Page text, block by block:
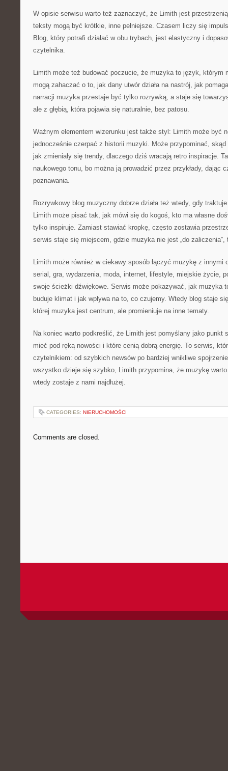
W opisie serwisu warto też zaznaczyć, że Limith jest
teksty mogą być krótkie, inne pełniejsze. Czasem liczy się
Blog, który potrafi działać w obu trybach, jest elastyczny i
czytelnika.
Limith może też budować poczucie, że muzyka to język, którym
mogą zahaczać o to, jak dany utwór działa na nastrój, jak
narracji muzyka przestaje być tylko rozrywką, a staje się
ale z głębią, która pojawia się naturalnie, bez patosu.
Ważnym elementem wizerunku jest także styl: Limith może być
jednocześnie czerpać z historii muzyki. Może przypominać, skąd
jak zmieniały się trendy, dlaczego dziś wracają retro inspiracje.
naukowego tonu, bo można ją prowadzić przez przykłady, dając
poznawania.
Rozrywkowy blog muzyczny dobrze działa też wtedy, gdy
Limith może pisać tak, jak mówi się do kogoś, kto ma własne
tylko inspiruje. Zamiast stawiać kropkę, często zostawia
serwis staje się miejscem, gdzie muzyka nie jest „do zaliczenia”,
Limith może również w ciekawy sposób łączyć muzykę z innymi
serial, gra, wydarzenia, moda, internet, lifestyle, miejskie życie,
swoje ścieżki dźwiękowe. Serwis może pokazywać, jak muzyka
buduje klimat i jak wpływa na to, co czujemy. Wtedy blog staje
której muzyka jest centrum, ale promieniuje na inne tematy.
Na koniec warto podkreślić, że Limith jest pomyślany jako punkt
mieć pod ręką nowości i które cenią dobrą energię. To serwis,
czytelnikiem: od szybkich newsów po bardziej wnikliwe
wszystko dzieje się szybko, Limith przypomina, że muzykę
wtedy zostaje z nami najdłużej.
CATEGORIES: NIERUCHOMOŚCI
Comments are closed.